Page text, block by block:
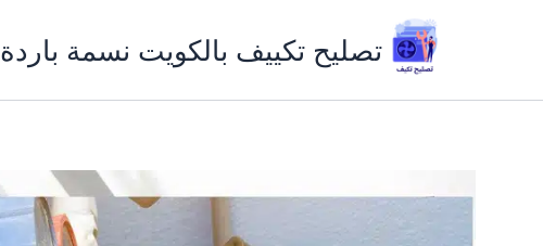
تصليح تكييف بالكويت نسمة باردة